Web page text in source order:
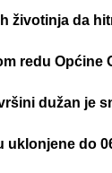
životinja da
redu
dužan je
do